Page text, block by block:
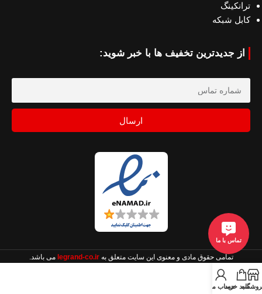
ترانکینگ
کابل شبکه
از جدیدترین تخفیف ها با خبر شوید:
ارسال
تمامی حقوق مادی و معنوی این سایت متعلق بهlegrand-co.ir می باشد.
سبد خریدحساب من
تماس با ما